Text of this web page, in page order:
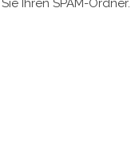
Ihren SPAM-Ordner.